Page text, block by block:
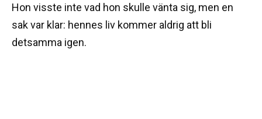
Hon visste inte vad hon skulle vänta sig, men en
sak var klar: hennes liv kommer aldrig att bli
detsamma igen.